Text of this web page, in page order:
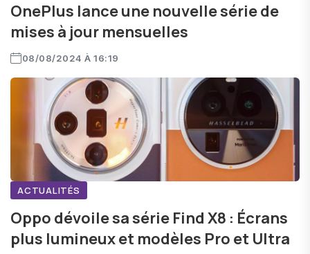
OnePlus lance une nouvelle série de
mises à jour mensuelles
08/08/2024 À 16:19
ACTUALITÉS
Oppo dévoile sa série Find X8 : Écrans
plus lumineux et modèles Pro et Ultra